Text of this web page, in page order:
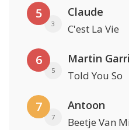
5
3
Claude
C'est La Vie
6
5
Martin
Told You So
7
7
Antoon
Beetje Van